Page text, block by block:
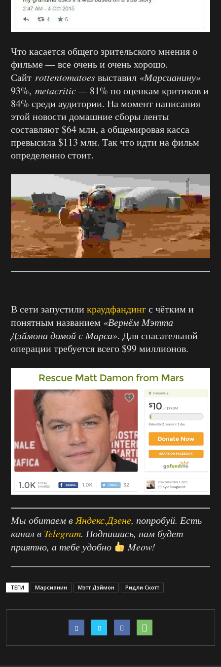
Что касается общего зрительского мнения о
фильме — все очень и очень хорошо.
Сайт rottentomatoesвыставил «Марсианину»
93%, metacritic — 81% по оценкам критиков и
84% среди аудитории. На момент написания
этой новости домашние сборы ленты
составляют $64 млн, а общемировая касса
превысила $113 млн. Так что идти на фильм
определенно стоит.
В сети запустили краудфандингс чётким и
понятным названием «Вернём Мэтта
Дэймона домой с Марса». Для спасательной
операции требуется всего $99 миллионов.
Мы обитаем в Яндекс.Дзене, попробуй. Есть
канал в Telegram. Подпишись, нам будет
приятно, а тебе удобно
Meow!
ТЕГИ Марсианин Мэтт Дэймон Ридли Скотт